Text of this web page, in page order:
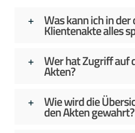
Was kann ich in
Klientenakte alles
Wer hat Zugriff auf
Akten?
Wie wird die
den Akten gewahrt?